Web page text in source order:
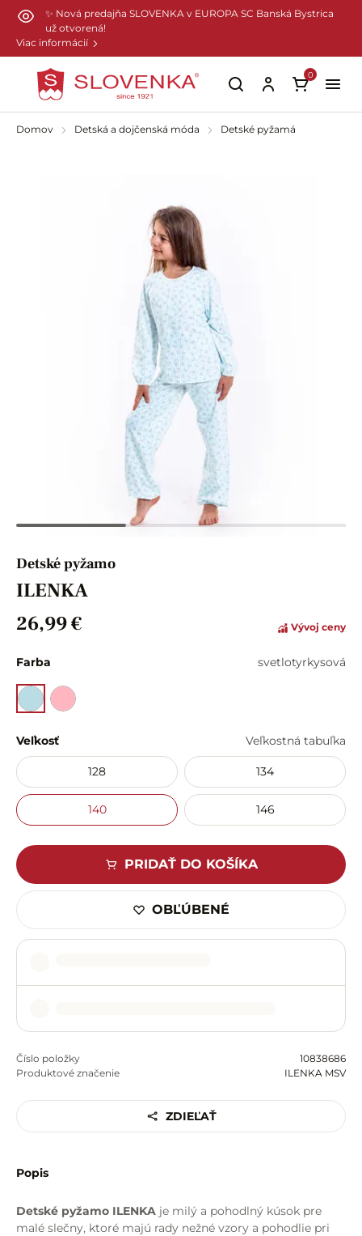
Preskočiť na hlavný obsah
✨ Nová predajňa SLOVENKA v EUROPA SC Banská Bystrica
už otvorená!
Viac informácií
0
Domov Detská a dojčenská móda Detské pyžamá
Detské pyžamo
ILENKA
26,99 €
Vývoj ceny
Farba svetlotyrkysová
Veľkosť Veľkostná tabuľka
128 134
140 146
PRIDAŤ DO KOŠÍKA
OBĽÚBENÉ
Číslo položky
10838686
Produktové značenie
ILENKA MSV
ZDIEĽAŤ
Popis
Detské pyžamo ILENKA je milý a pohodlný kúsok pre
malé slečny, ktoré majú rady nežné vzory a pohodlie pri